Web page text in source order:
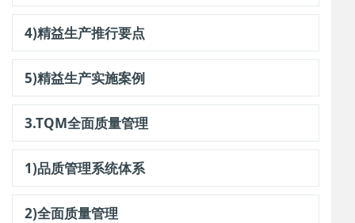
4)精益生产推行要点
5)精益生产实施案例
3.TQM全面质量管理
1)品质管理系统体系
2)全面质量管理